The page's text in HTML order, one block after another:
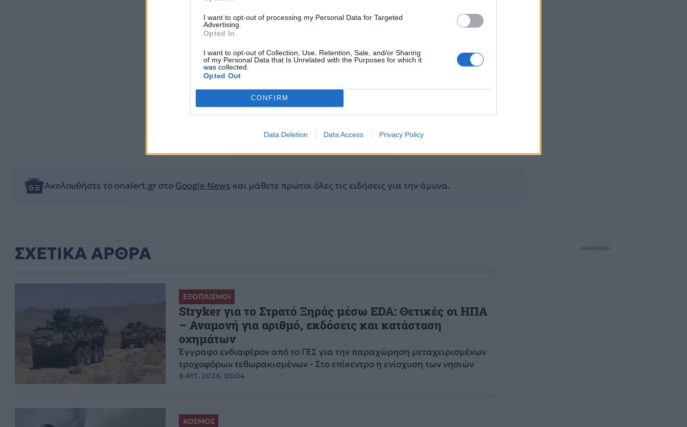
I want to opt-out of processing my Personal Data for Targeted
Advertising.
Opted In
I want to opt-out of Collection, Use, Retention, Sale, and/or Sharing
of my Personal Data that Is Unrelated with the Purposes for which it
was collected.
Opted Out
CONFIRM
Data Deletion Data Access Privacy Policy
Ακολουθήστε το onalert.gr στο Google News και μάθετε πρώτοι όλες τις ειδήσεις για την άμυνα.
ΣΧΕΤΙΚΑ ΑΡΘΡΑ
ΕΞΟΠΛΙΣΜΟΙ
Stryker για το Στρατό Ξηράς μέσω EDA: Θετικές οι ΗΠΑ
– Αναμονή για αριθμό, εκδόσεις και κατάσταση
οχημάτων
Έγγραφο ενδιαφέρον από το ΓΕΣ για την παραχώρηση μεταχειρισμένων
τροχοφόρων τεθωρακισμένων - Στο επίκεντρο η ενίσχυση των νησιών
6 ΑΥΓ. 2026, 05:04
ΚΟΣΜΟΣ
ΔΙΑΦΗΜΙΣΗ